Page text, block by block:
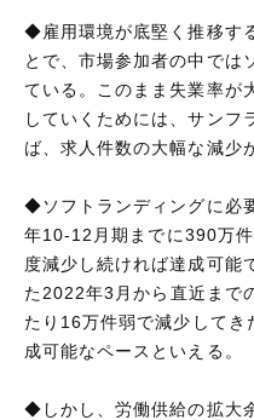
◆雇用環境が底堅く推移す
とで、市場参加者の中では
ている。このまま失業率が
していくためには、サンフ
ば、求人件数の大幅な減少
◆ソフトランディングに必
年10-12月期までに390万
度減少し続ければ達成可能
た2022年3月から直近まで
たり16万件弱で減少してき
成可能なペースといえる。
◆しかし、労働供給の拡大